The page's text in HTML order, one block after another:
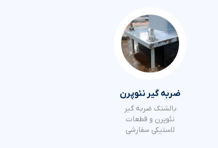
ضربه گیر نئوپرن
بالشتک ضربه گیر
نئوپرن و قطعات
لاستیکی سفارشی